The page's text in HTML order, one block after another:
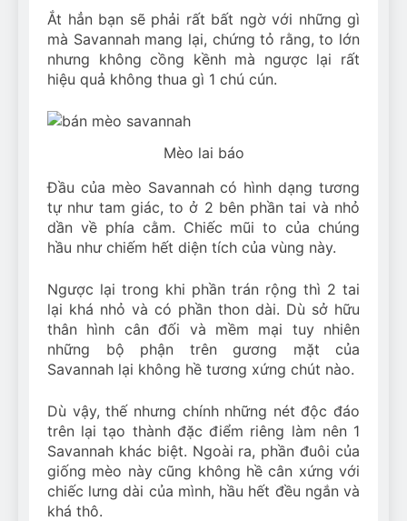
Ắt hẳn bạn sẽ phải rất bất ngờ với những gì
mà Savannah mang lại, chứng tỏ rằng, to lớn
nhưng không cồng kềnh mà ngược lại rất
hiệu quả không thua gì 1 chú cún.
Mèo lai báo
Đầu của mèo Savannah có hình dạng tương
tự như tam giác, to ở 2 bên phần tai và nhỏ
dần về phía cằm. Chiếc mũi to của chúng
hầu như chiếm hết diện tích của vùng này.
Ngược lại trong khi phần trán rộng thì 2 tai
lại khá nhỏ và có phần thon dài. Dù sở hữu
thân hình cân đối và mềm mại tuy nhiên
những bộ phận trên gương mặt của
Savannah lại không hề tương xứng chút nào.
Dù vậy, thế nhưng chính những nét độc đáo
trên lại tạo thành đặc điểm riêng làm nên 1
Savannah khác biệt. Ngoài ra, phần đuôi của
giống mèo này cũng không hề cân xứng với
chiếc lưng dài của mình, hầu hết đều ngắn và
khá thô.